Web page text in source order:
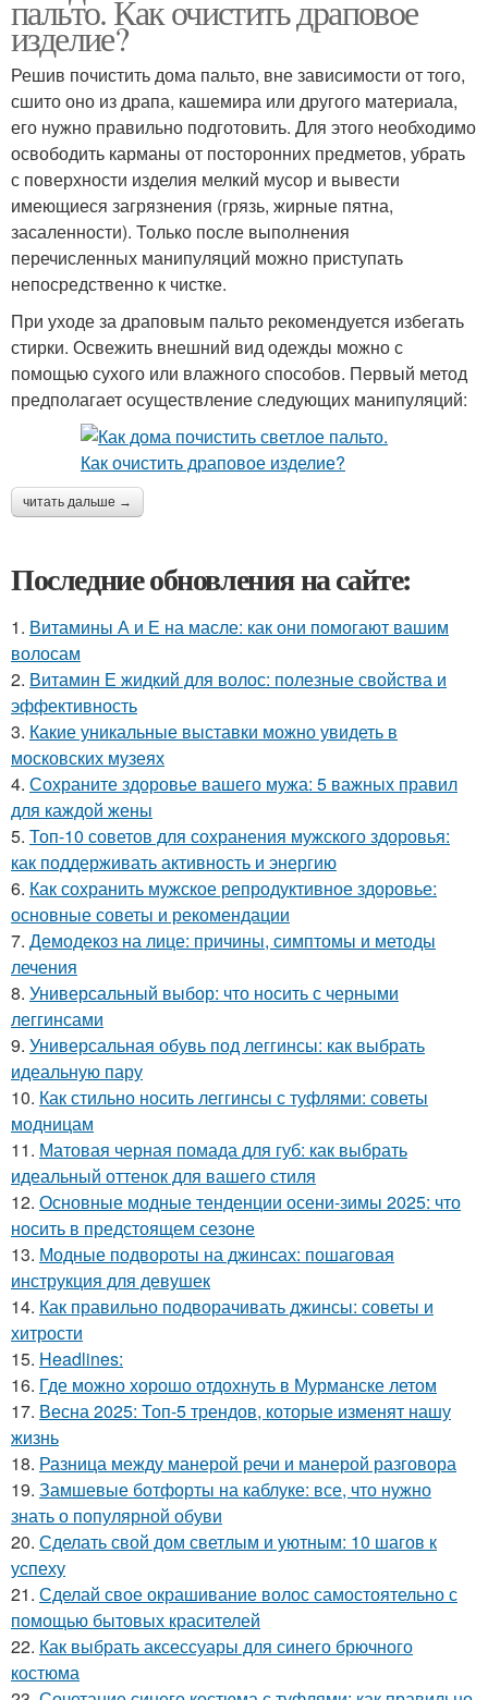
пальто. Как очистить драповое
изделие?
Решив почистить дома пальто, вне зависимости от того,
сшито оно из драпа, кашемира или другого материала,
его нужно правильно подготовить. Для этого необходимо
освободить карманы от посторонних предметов, убрать
с поверхности изделия мелкий мусор и вывести
имеющиеся загрязнения (грязь, жирные пятна,
засаленности). Только после выполнения
перечисленных манипуляций можно приступать
непосредственно к чистке.
При уходе за драповым пальто рекомендуется избегать
стирки. Освежить внешний вид одежды можно с
помощью сухого или влажного способов. Первый метод
предполагает осуществление следующих манипуляций:
читать дальше →
Последние обновления на сайте:
1. Витамины А и Е на масле: как они помогают вашим
волосам
2. Витамин Е жидкий для волос: полезные свойства и
эффективность
3. Какие уникальные выставки можно увидеть в
московских музеях
4. Сохраните здоровье вашего мужа: 5 важных правил
для каждой жены
5. Топ-10 советов для сохранения мужского здоровья:
как поддерживать активность и энергию
6. Как сохранить мужское репродуктивное здоровье:
основные советы и рекомендации
7. Демодекоз на лице: причины, симптомы и методы
лечения
8. Универсальный выбор: что носить с черными
леггинсами
9. Универсальная обувь под леггинсы: как выбрать
идеальную пару
10. Как стильно носить леггинсы с туфлями: советы
модницам
11. Матовая черная помада для губ: как выбрать
идеальный оттенок для вашего стиля
12. Основные модные тенденции осени-зимы 2025: что
носить в предстоящем сезоне
13. Модные подвороты на джинсах: пошаговая
инструкция для девушек
14. Как правильно подворачивать джинсы: советы и
хитрости
15. Headlines:
16. Где можно хорошо отдохнуть в Мурманске летом
17. Весна 2025: Топ-5 трендов, которые изменят нашу
жизнь
18. Разница между манерой речи и манерой разговора
19. Замшевые ботфорты на каблуке: все, что нужно
знать о популярной обуви
20. Сделать свой дом светлым и уютным: 10 шагов к
успеху
21. Сделай свое окрашивание волос самостоятельно с
помощью бытовых красителей
22. Как выбрать аксессуары для синего брючного
костюма